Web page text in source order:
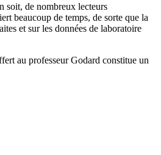
soit, de nombreux lecteurs
beaucoup de temps, de sorte que la
et sur les données de laboratoire
au professeur Godard constitue un